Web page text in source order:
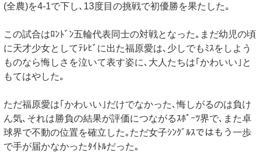
(全農)を4-1で下し､13度目の挑戦で初優勝を果たした｡
この試合はﾛﾝﾄﾞﾝ五輪代表同士の対戦となった｡まだ幼児の頃
に天才少女としてﾃﾚﾋﾞに出た福原愛は､少しでもﾐｽをしよう
ものなら悔しさを泣いて表す姿に､大人たちは｢かわいい｣と
もてはやした｡
ただ福原愛は｢かわいい｣だけでなかった､悔しがるのは負け
ん気､それは勝負の結果が評価につながるｽﾎﾟｰﾂ界で､また卓
球界で不動の位置を確立した｡ただ女子ｼﾝｸﾞﾙｽではもう一歩
で手が届かなかったﾀｲﾄﾙだった｡